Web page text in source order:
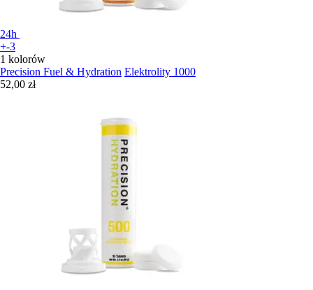
24h
+-3
1 kolorów
Precision Fuel & Hydration Elektrolity 1000
52,00 zł